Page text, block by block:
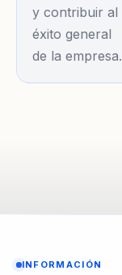
y contribuir al
éxito general
de la empresa.
INFORMACIÓN